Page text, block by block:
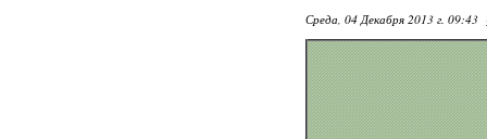
Среда, 04 Декабря 2013 г. 09:43